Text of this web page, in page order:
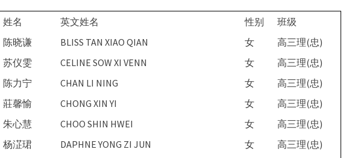
姓名 英文姓名 性别
班级
陈晓谦 BLISS TAN XIAO QIAN 女
高三理(忠)
苏仪雯 CELINE SOW XI VENN 女
高三理(忠)
陈力宁 CHAN LI NING 女
高三理(忠)
莊馨愉 CHONG XIN YI 女
高三理(忠)
朱心慧 CHOO SHIN HWEI 女
高三理(忠)
杨淽珺 DAPHNE YONG ZI JUN 女
高三理(忠)